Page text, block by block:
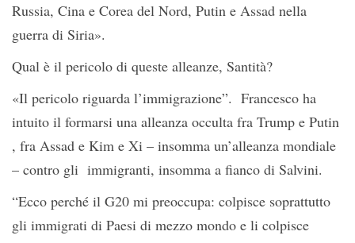
Russia, Cina e Corea del Nord, Putin e Assad nella
guerra di Siria».
Qual è il pericolo di queste alleanze, Santità?
«Il pericolo riguarda l’immigrazione”. Francesco ha
intuito il formarsi una alleanza occulta fra Trump e Putin
, fra Assad e Kim e Xi – insomma un’alleanza mondiale
– contro gli immigranti, insomma a fianco di Salvini.
“Ecco perché il G20 mi preoccupa: colpisce soprattutto
gli immigrati di Paesi di mezzo mondo e li colpisce